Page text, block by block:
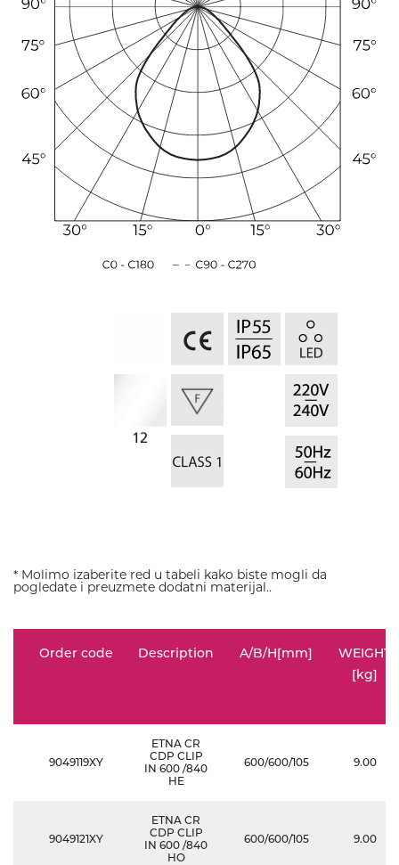
* Molimo izaberite red u tabeli kako biste mogli da
pogledate i preuzmete dodatni materijal..
Order code Description A/B/H[mm]
WEIGHT
[kg]
9049119XY
ETNA CR
CDP CLIP
IN 600 /840
HE
600/600/105 9.00
9049121XY
ETNA CR
CDP CLIP
IN 600 /840
HO
600/600/105 9.00